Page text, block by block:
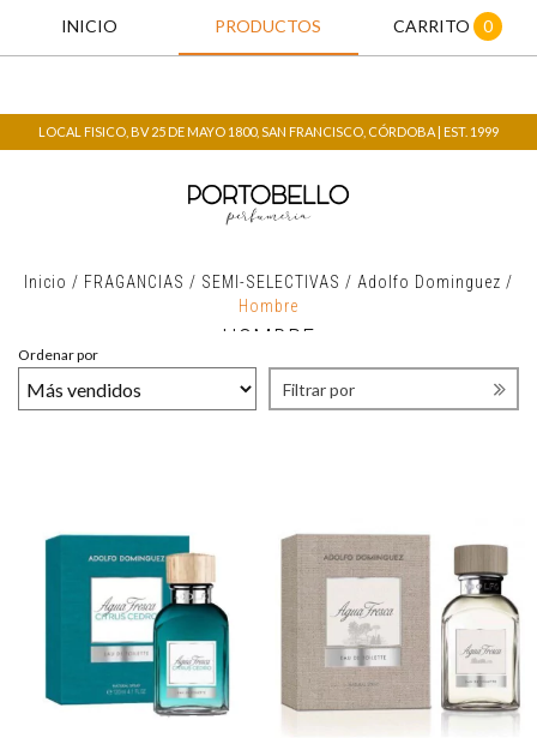
INICIO PRODUCTOS CARRITO 0
LOCAL FISICO, BV 25 DE MAYO 1800, SAN FRANCISCO, CÓRDOBA | EST. 1999
Inicio / FRAGANCIAS / SEMI-SELECTIVAS / Adolfo Dominguez /
Hombre
HOMBRE
Ordenar por
Filtrar por